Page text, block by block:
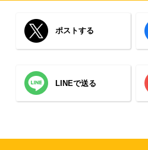
ポストする
LINEで送る